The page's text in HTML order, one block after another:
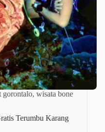
gorontalo, wisata bone
Terumbu Karang